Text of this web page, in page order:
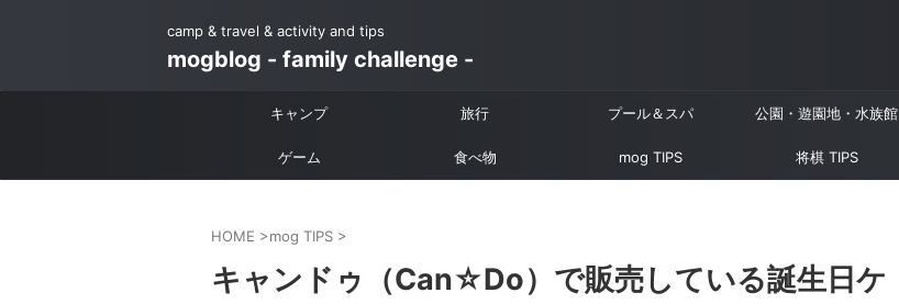
camp & travel & activity and tips
mogblog - family challenge -
キャンプ 旅行 プール＆スパ 公園・遊園地・水族館
ゲーム 食べ物 mog TIPS 将棋 TIPS
HOME >mog TIPS >
キャンドゥ（Can☆Do）で販売している誕生日ケ